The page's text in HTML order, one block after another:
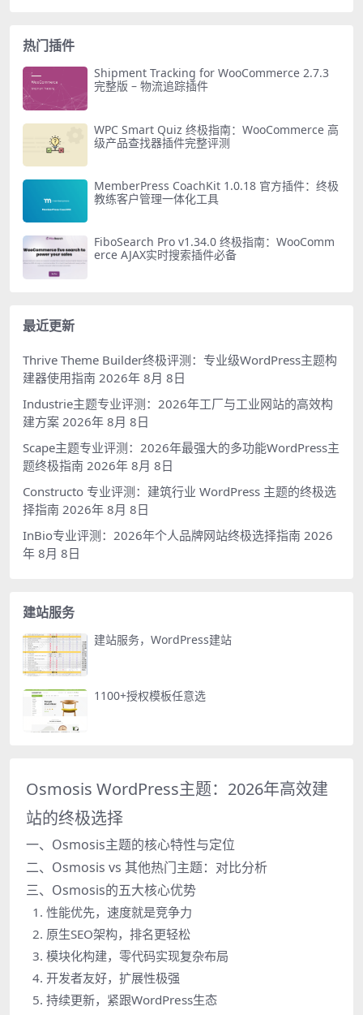
热门插件
Shipment Tracking for WooCommerce 2.7.3
完整版 – 物流追踪插件
WPC Smart Quiz 终极指南：WooCommerce 高
级产品查找器插件完整评测
MemberPress CoachKit 1.0.18 官方插件：终极
教练客户管理一体化工具
FiboSearch Pro v1.34.0 终极指南：WooComm
erce AJAX实时搜索插件必备
最近更新
Thrive Theme Builder终极评测：专业级WordPress主题构
建器使用指南 2026年 8月 8日
Industrie主题专业评测：2026年工厂与工业网站的高效构
建方案 2026年 8月 8日
Scape主题专业评测：2026年最强大的多功能WordPress主
题终极指南 2026年 8月 8日
Constructo 专业评测：建筑行业 WordPress 主题的终极选
择指南 2026年 8月 8日
InBio专业评测：2026年个人品牌网站终极选择指南 2026
年 8月 8日
建站服务
建站服务，WordPress建站
1100+授权模板任意选
Osmosis WordPress主题：2026年高效建
站的终极选择
一、Osmosis主题的核心特性与定位
二、Osmosis vs 其他热门主题：对比分析
三、Osmosis的五大核心优势
1. 性能优先，速度就是竞争力
2. 原生SEO架构，排名更轻松
3. 模块化构建，零代码实现复杂布局
4. 开发者友好，扩展性极强
5. 持续更新，紧跟WordPress生态